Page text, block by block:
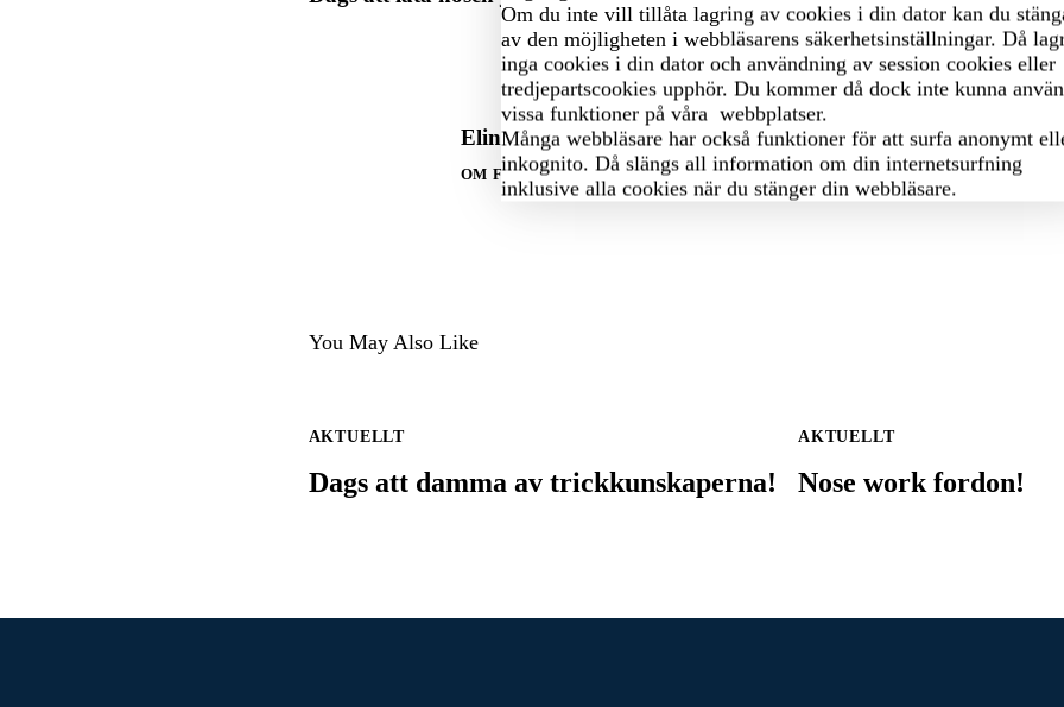
Elin Jönsson
OM FÖRFATTAREN
You May Also Like
AKTUELLT
Dags att damma av trickkunskaperna!
AKTUELLT
Nose work fordon!
Om du inte vill tillåta lagring av cookies i din dator kan du
av den möjligheten i webbläsarens säkerhetsinställningar. Då
inga cookies i din dator och användning av session cookies eller
tredjepartscookies upphör. Du kommer då dock inte kunna
vissa funktioner på våra webbplatser.
Många webbläsare har också funktioner för att surfa anonymt
inkognito. Då slängs all information om din internetsurfning
inklusive alla cookies när du stänger din webbläsare.